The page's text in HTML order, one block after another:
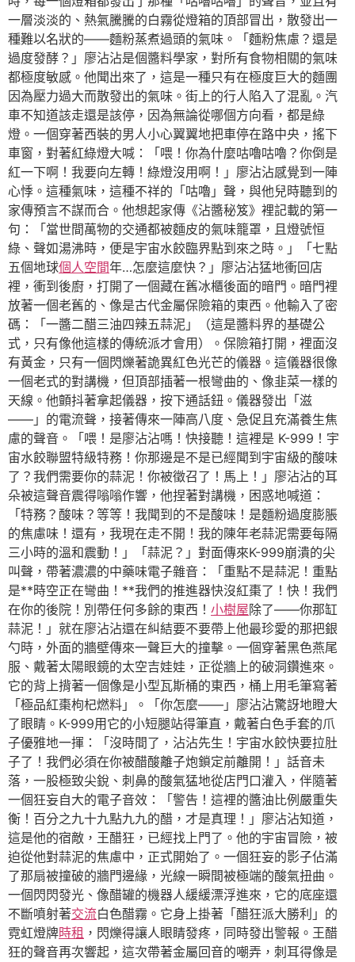
一層淡淡的、熱氣騰騰的白霧從燈箱的頂部冒出，散發出一
種難以名狀的——麵粉蒸煮過頭的氣味。「麵粉焦慮？還是
過度發酵？」廖沾沾是個醬料學家，對所有食物相關的氣味
都極度敏感。他聞出來了，這是一種只有在極度巨大的麵團
因為壓力過大而散發出的氣味。街上的行人陷入了混亂。汽
車不知道該走還是該停，因為無論從哪個方向看，都是綠
燈。一個穿著西裝的男人小心翼翼地把車停在路中央，搖下
車窗，對著紅綠燈大喊：「喂！你為什麼咕嚕咕嚕？你倒是
紅一下啊！我要向左轉！綠燈沒用啊！」廖沾沾感覺到一陣
心悸。這種氣味，這種不祥的「咕嚕」聲，與他兒時聽到的
家傳預言不謀而合。他想起家傳《沾醬秘笈》裡記載的第一
句：「當世間萬物的交通都被麵皮的氣味籠罩，且燈號恒
綠、聲如湯沸時，便是宇宙水餃臨界點到來之時。」「七點
五個地球個人空間年…怎麼這麼快？」廖沾沾猛地衝回店
裡，衝到後廚，打開了一個藏在舊冰櫃後面的暗門。暗門裡
放著一個老舊的、像是古代金屬保險箱的東西。他輸入了密
碼：「一醬二醋三油四辣五蒜泥」（這是醬料界的基礎公
式，只有像他這樣的傳統派才會用）。保險箱打開，裡面沒
有黃金，只有一個閃爍著詭異紅色光芒的儀器。這儀器很像
一個老式的對講機，但頂部插著一根彎曲的、像韭菜一樣的
天線。他顫抖著拿起儀器，按下通話鈕。儀器發出「滋
——」的電流聲，接著傳來一陣高八度、急促且充滿養生焦
慮的聲音。「喂！是廖沾沾嗎！快接聽！這裡是 K-999！宇
宙水餃聯盟特級特務！你那邊是不是已經聞到宇宙級的酸味
了？我們需要你的蒜泥！你被徵召了！馬上！」廖沾沾的耳
朵被這聲音震得嗡嗡作響，他捏著對講機，困惑地喊道：
「特務？酸味？等等！我聞到的不是酸味！是麵粉過度膨脹
的焦慮味！還有，我現在走不開！我的陳年老蒜泥需要每隔
三小時的溫和震動！」「蒜泥？」對面傳來K-999崩潰的尖
叫聲，帶著濃濃的中藥味電子雜音：「重點不是蒜泥！重點
是**時空正在彎曲！**我們的推進器快沒紅棗了！快！我們
在你的後院！別帶任何多餘的東西！ 小樹屋除了——你那缸
蒜泥！」就在廖沾沾還在糾結要不要帶上他最珍愛的那把銀
勺時，外面的牆壁傳來一聲巨大的撞擊。一個穿著黑色燕尾
服、戴著太陽眼鏡的太空吉娃娃，正從牆上的破洞鑽進來。
它的背上揹著一個像是小型瓦斯桶的東西，桶上用毛筆寫著
「極品紅棗枸杞燃料」。「你怎麼——」廖沾沾驚訝地瞪大
了眼睛。K-999用它的小短腿站得筆直，戴著白色手套的爪
子優雅地一揮：「沒時間了，沾沾先生！宇宙水餃快要拉肚
子了！我們必須在你被醋酸離子炮鎖定前離開！」話音未
落，一股極致尖銳、刺鼻的酸氣猛地從店門口灌入，伴隨著
一個狂妄自大的電子音效：「警告！這裡的醬油比例嚴重失
衡！百分之九十九點九九的醋，才是真理！」廖沾沾知道，
這是他的宿敵，王醋狂，已經找上門了。他的宇宙冒險，被
迫從他對蒜泥的焦慮中，正式開始了。一個狂妄的影子佔滿
了那扇被撞破的牆門邊緣，光線一瞬間被極端的酸氣扭曲。
一個閃閃發光、像醋罐的機器人緩緩漂浮進來，它的底座還
不斷噴射著交流白色醋霧。它身上掛著「醋狂派大勝利」的
霓虹燈牌時租 ，閃爍得讓人眼睛發疼，同時發出警報。王醋
狂的聲音再次響起，這次帶著金屬回音的嘲弄，刺耳得像是